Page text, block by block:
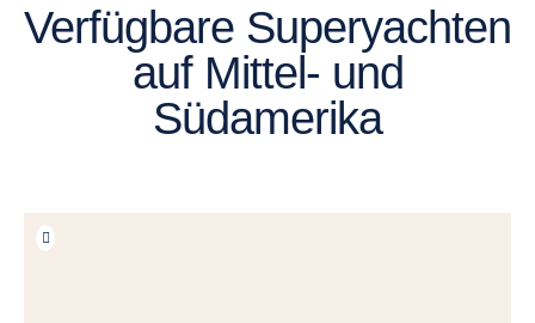
Verfügbare Superyachten
auf Mittel- und
Südamerika